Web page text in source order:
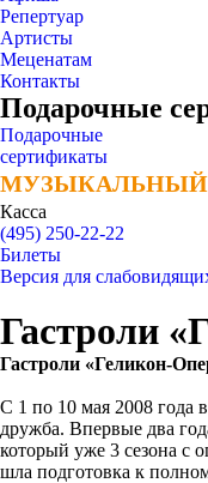
Репертуар
Артисты
Меценатам
Контакты
Подарочные
Подарочные
сертификаты
МУЗЫКАЛЬНЫЙ
МУЗЫКАЛЬНЫЙ
Касса
(495) 250-22-22
Билеты
Версия для
Гастроли
Гастроли «Геликон-
С 1 по 10 мая 2008 года
дружба. Впервые два
который уже 3 сезона с
шла подготовка к